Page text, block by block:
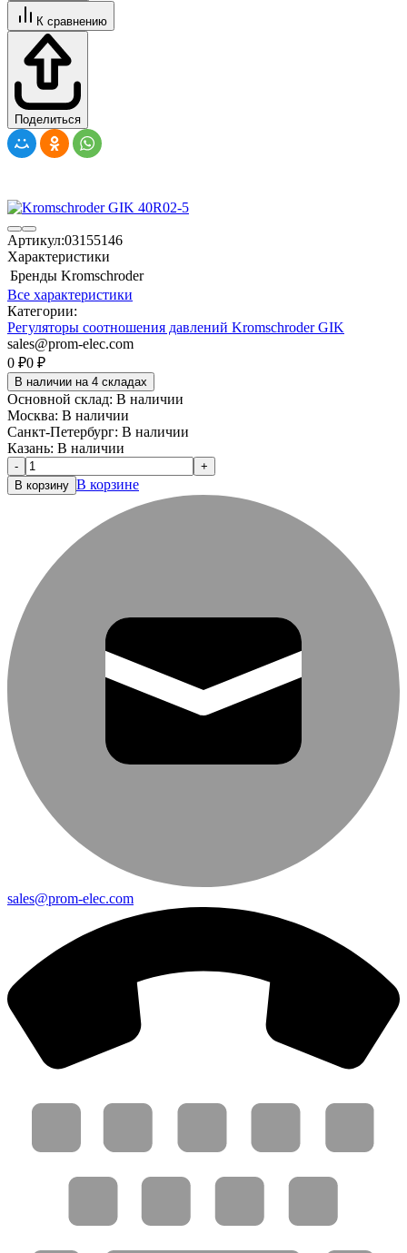
К сравнению
Поделиться
Артикул:03155146
Характеристики
Бренды Kromschroder
Все характеристики
Категории:
Регуляторы соотношения давлений Kromschroder GIK
sales@prom-elec.com
0 ₽0 ₽
В наличии на 4 складах
Основной склад: В наличии
Москва: В наличии
Санкт-Петербург: В наличии
Казань: В наличии
-
+
В корзину В корзине
sales@prom-elec.com